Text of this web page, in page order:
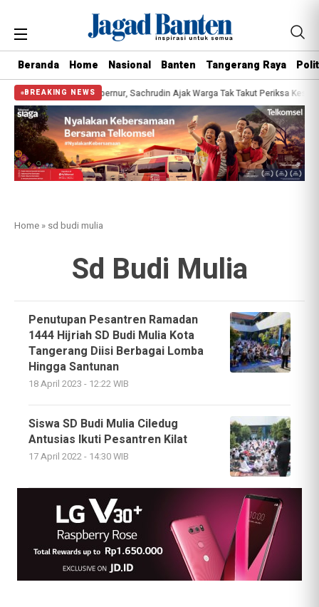
Beranda Home Nasional Banten Tangerang Raya
BREAKING NEWS
Bersama Gubernur, Sachrudin Ajak Warga Tak Takut Periksa Kesehatan
Home » sd budi mulia
Sd Budi Mulia
Penutupan Pesantren Ramadan
1444 Hijriah SD Budi Mulia Kota
Tangerang Diisi Berbagai Lomba
Hingga Santunan
18 April 2023 - 12:22 WIB
Siswa SD Budi Mulia Ciledug
Antusias Ikuti Pesantren Kilat
17 April 2022 - 14:30 WIB